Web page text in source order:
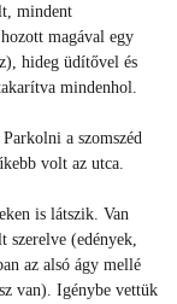
mindent
magával egy
hideg üdítővel és
mindenhol.
a szomszéd
volt az utca.
is látszik. Van
(edények,
az alsó ágy mellé
van). Igénybe vettük